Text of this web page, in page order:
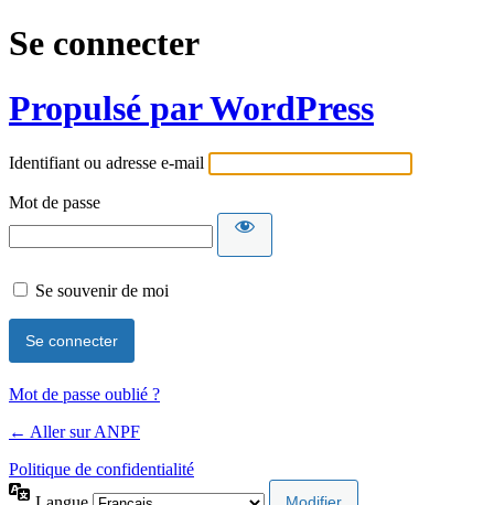
Se connecter
Propulsé par WordPress
Identifiant ou adresse e-mail
Mot de passe
Se souvenir de moi
Mot de passe oublié ?
← Aller sur ANPF
Politique de confidentialité